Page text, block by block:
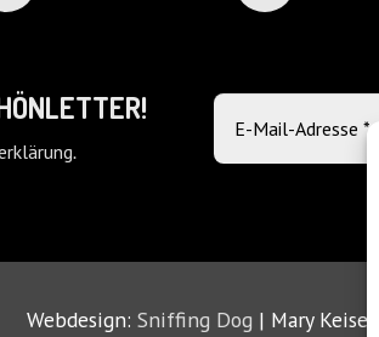
.
Webdesign:Sniffing Dog | Mary Keiser